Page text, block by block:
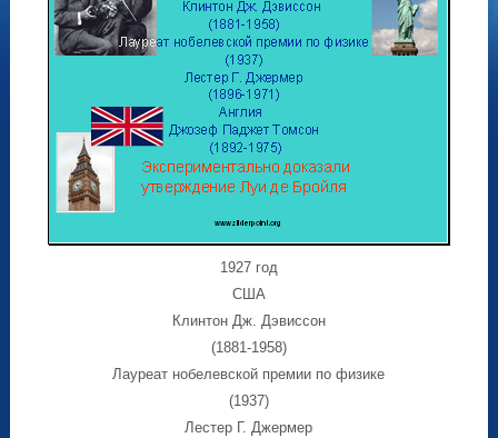
1927 год
США
Клинтон Дж. Дэвиссон
(1881-1958)
Лауреат нобелевской премии по физике
(1937)
Лестер Г. Джермер